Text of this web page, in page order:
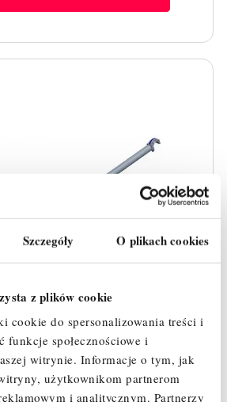
Szczegóły O plikach cookies
z plików cookie
cookie do spersonalizowania treści i
funkcje społecznościowe i
witrynie. Informacje o tym, jak
użytkownikom partnerom
i analitycznym. Partnerzy